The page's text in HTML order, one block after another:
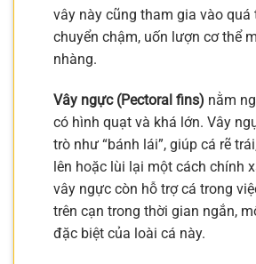
vây này cũng tham gia vào quá
chuyển chậm, uốn lượn cơ thể
nhàng.
Vây ngực (Pectoral fins) nằm
có hình quạt và khá lớn. Vây
trò như “bánh lái”, giúp cá rẽ
lên hoặc lùi lại một cách chính
vây ngực còn hỗ trợ cá trong
trên cạn trong thời gian ngắn,
đặc biệt của loài cá này.